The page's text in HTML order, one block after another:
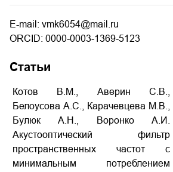
E-mail: vmk6054@mail.ru
ORCID: 0000-0003-1369-5123
Статьи
Котов В.М., Аверин С.В.,
Белоусова А.С., Карачевцева М.В.,
Булюк А.Н., Воронко А.И.
Акустооптический фильтр
пространственных частот с
минимальным потреблением